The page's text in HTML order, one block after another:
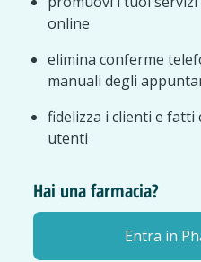
online
elimina conferme
manuali degli
fidelizza i clienti e fatti
utenti
Hai una farmacia?
Entra in